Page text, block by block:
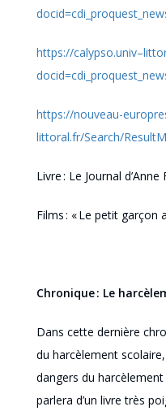
https://calypso.univ–
https://nouveau-
littoral.fr/Search/
Livre : Le Journal d’Anne
Films : « Le petit garçon
Chronique : Le
Dans cette dernière
du harcèlement
dangers du
parlera d’un livre très